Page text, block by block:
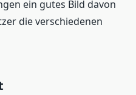
ein gutes Bild davon
die verschiedenen